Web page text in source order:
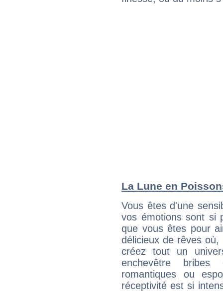
La Lune en
Vous êtes d'une
vos émotions sont si
que vous êtes pour
délicieux de rêves
créez tout un
enchevêtre bribes
romantiques ou
réceptivité est si